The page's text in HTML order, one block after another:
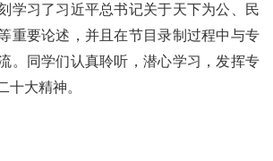
学习了习近平总书记关于天下为公、民
重要论述，并且在节目录制过程中与专
。同学们认真聆听，潜心学习，发挥专
十大精神。